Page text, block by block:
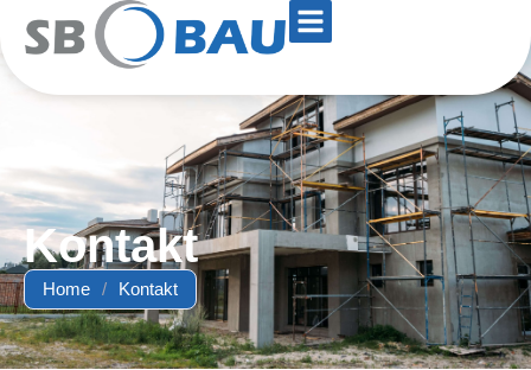
Kontakt
Home / Kontakt